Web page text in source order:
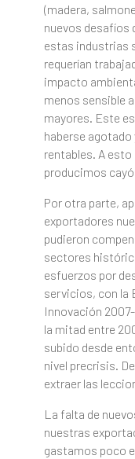
(madera,
nuevos desafíos
estas industrias
requerían
impacto
menos sensible
mayores. Este
haberse
rentables. A esto
producimos
Por otra parte,
exportadores
pudieron
sectores
esfuerzos por
servicios, con la
Innovación
la mitad entre
subido desde
nivel precrisis.
extraer las
La falta de
nuestras
gastamos poco